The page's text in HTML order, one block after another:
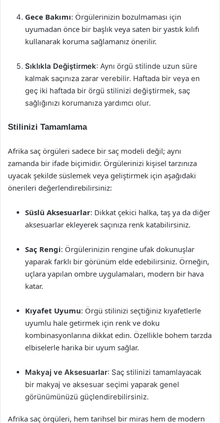
Gece Bakımı: Örgülerinizin bozulmaması için
uyumadan önce bir başlık veya saten bir yastık kılıfı
kullanarak koruma sağlamanız önerilir.
Sıklıkla Değiştirmek: Aynı örgü stilinde uzun süre
kalmak saçınıza zarar verebilir. Haftada bir veya en
geç iki haftada bir örgü stilinizi değiştirmek, saç
sağlığınızı korumanıza yardımcı olur.
Stilinizi Tamamlama
Afrika saç örgüleri sadece bir saç modeli değil; aynı
zamanda bir ifade biçimidir. Örgülerinizi kişisel tarzınıza
uyacak şekilde süslemek veya geliştirmek için aşağıdaki
önerileri değerlendirebilirsiniz:
Süslü Aksesuarlar: Dikkat çekici halka, taş ya da diğer
aksesuarlar ekleyerek saçınıza renk katabilirsiniz.
Saç Rengi: Örgülerinizin rengine ufak dokunuşlar
yaparak farklı bir görünüm elde edebilirsiniz. Örneğin,
uçlara yapılan ombre uygulamaları, modern bir hava
katar.
Kıyafet Uyumu: Örgü stilinizi seçtiğiniz kıyafetlerle
uyumlu hale getirmek için renk ve doku
kombinasyonlarına dikkat edin. Özellikle bohem tarzda
elbiselerle harika bir uyum sağlar.
Makyaj ve Aksesuarlar: Saç stilinizi tamamlayacak
bir makyaj ve aksesuar seçimi yaparak genel
görünümünüzü güçlendirebilirsiniz.
Afrika saç örgüleri, hem tarihsel bir miras hem de modern